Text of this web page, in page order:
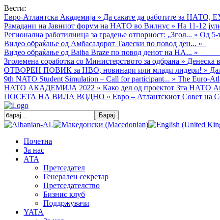
Вести:
Евро-Атлантска Академија » Да сакате да работите за НАТО,
Рамадани на Јавниот форум на НАТО во Вилнус » На 11-12
Регионална работилница за градење отпорност: „Згол... » Од 5-
Видео обраќањe од Амбасадорот Талески по повод ден... »
Видео обраќање од Baiba Braze по повод денот на НА... »
Зголемена соработка со Министерството за одбрана » Денеска
ОТВОРЕН ПОВИК за НВО, новинари или млади лидери! »
9th NATO Student Simulation – Call for participant... » The Euro-
НАТО АКАДЕМИЈА 2022 » Како дел од проектот 3та НАТО
ПОСЕТА НА ВИЛА ВОДНО » Евро – Атлантскиот Совет на
Почетна
За нас
АТА
Претседател
Генерален секретар
Претседателство
Бизнис клуб
Поддржувачи
YATA